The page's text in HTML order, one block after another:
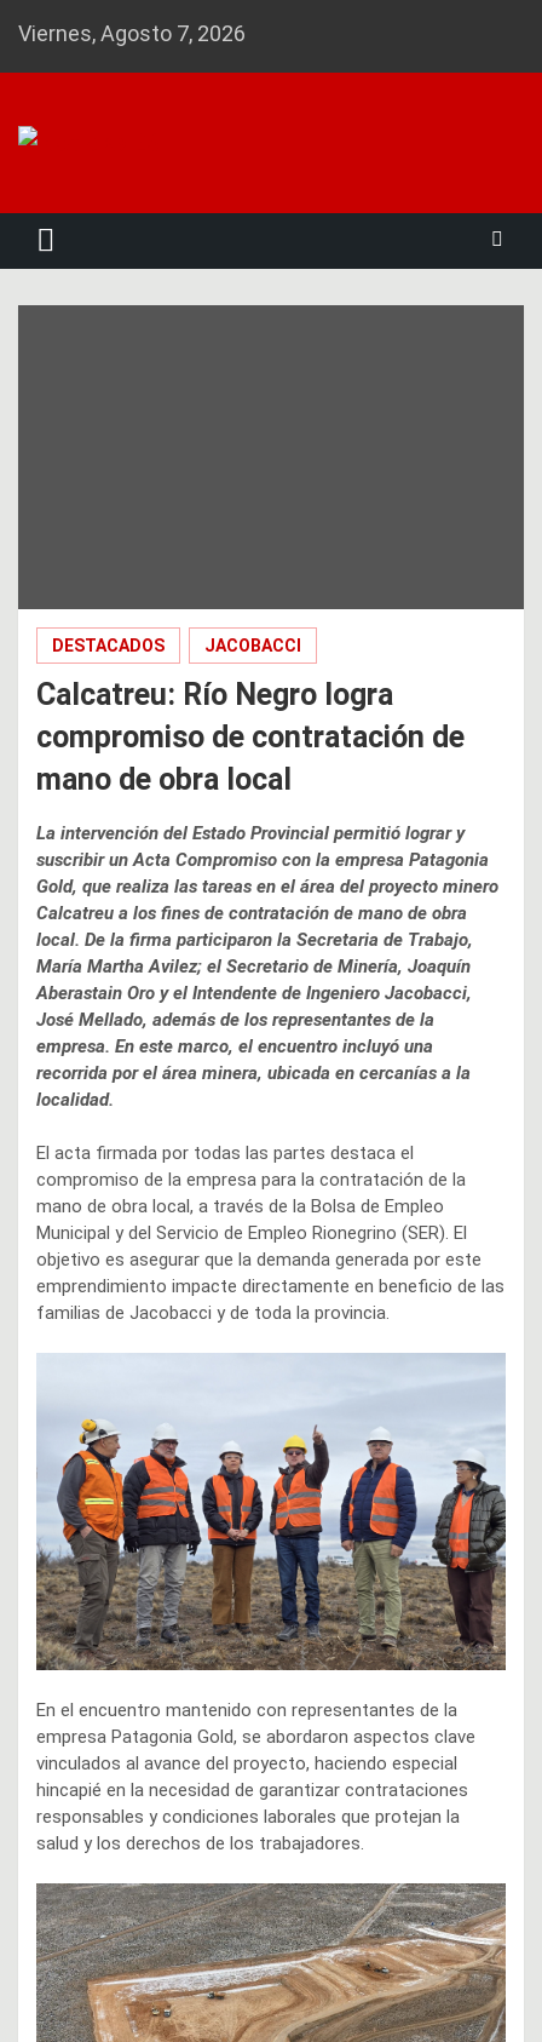
Viernes, Agosto 7, 2026
DESTACADOS JACOBACCI
Calcatreu: Río Negro logra
compromiso de contratación de
mano de obra local
La intervención del Estado Provincial permitió lograr y
suscribir un Acta Compromiso con la empresa Patagonia
Gold, que realiza las tareas en el área del proyecto minero
Calcatreu a los fines de contratación de mano de obra
local. De la firma participaron la Secretaria de Trabajo,
María Martha Avilez; el Secretario de Minería, Joaquín
Aberastain Oro y el Intendente de Ingeniero Jacobacci,
José Mellado, además de los representantes de la
empresa. En este marco, el encuentro incluyó una
recorrida por el área minera, ubicada en cercanías a la
localidad.
El acta firmada por todas las partes destaca el
compromiso de la empresa para la contratación de la
mano de obra local, a través de la Bolsa de Empleo
Municipal y del Servicio de Empleo Rionegrino (SER). El
objetivo es asegurar que la demanda generada por este
emprendimiento impacte directamente en beneficio de las
familias de Jacobacci y de toda la provincia.
En el encuentro mantenido con representantes de la
empresa Patagonia Gold, se abordaron aspectos clave
vinculados al avance del proyecto, haciendo especial
hincapié en la necesidad de garantizar contrataciones
responsables y condiciones laborales que protejan la
salud y los derechos de los trabajadores.